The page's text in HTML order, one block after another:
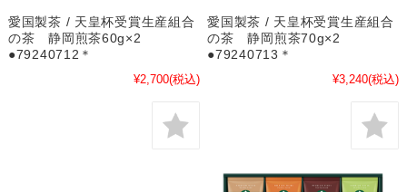
愛国製茶 / 天皇杯受賞生産組合
の茶 静岡煎茶60g×2
●79240712＊
¥2,700(税込)
愛国製茶 / 天皇杯受賞生産組合
の茶 静岡煎茶70g×2
●79240713＊
¥3,240(税込)